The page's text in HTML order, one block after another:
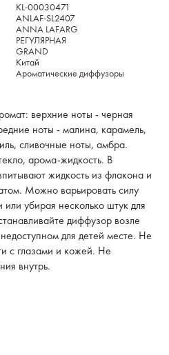
KL-00030471
ANLAF-SL2407
ANNA LAFARG
РЕГУЛЯРНАЯ
GRAND
Китай
Ароматические диффузоры
верхние ноты - черная
ноты - малина, карамель,
сливочные ноты, амбра.
арома-жидкость. В
жидкость из флакона и
Можно варьировать силу
убирая несколько штук для
диффузор возле
для детей месте. Не
с глазами и кожей. Не
внутрь.